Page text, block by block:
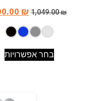
1,049.00₪
₪
בחר אפשרויות